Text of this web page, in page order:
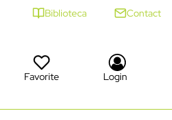
Biblioteca Contact
Favorite Login